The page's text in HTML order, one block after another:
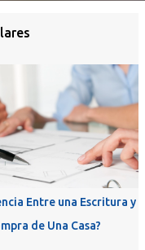
Entre una Escritura y
de Una Casa?